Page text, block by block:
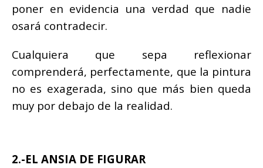
poner en evidencia una verdad que nadie
osará contradecir.
Cualquiera que sepa reflexionar
comprenderá, perfectamente, que la pintura
no es exagerada, sino que más bien queda
muy por debajo de la realidad.
2.-EL ANSIA DE FIGURAR